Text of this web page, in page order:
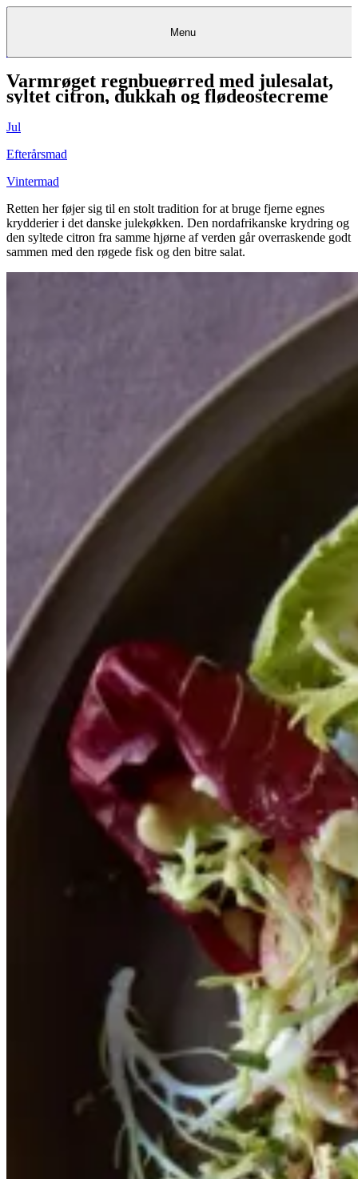
KantineKantineKantine
FrokostordningFrokostordningFrokostordning
CateringCatering&&Events EventsCatering & Events
Opskrifter
RestauranterRestauranter&&BagerierBagerierRestauranter &
Bagerier
FoodserviceFoodserviceFoodservice
rådgivning
Eventkalender
KøbKøbgavekortgavekortKøb gavekort
Kundeservice KundeserviceKundeservice
Menu
Varmrøget regnbueørred med julesalat,
syltet citron, dukkah og flødeostecreme
Jul
Efterårsmad
Vintermad
Retten her føjer sig til en stolt tradition for at bruge fjerne egnes
krydderier i det danske julekøkken. Den nordafrikanske krydring og
den syltede citron fra samme hjørne af verden går overraskende godt
sammen med den røgede fisk og den bitre salat.